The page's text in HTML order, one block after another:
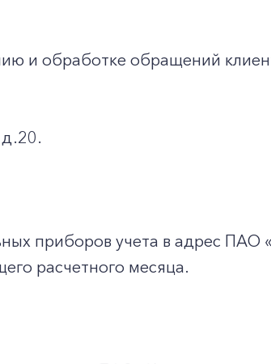
и обработке обращений
д.20.
приборов учета в адрес ПАО
расчетного месяца.